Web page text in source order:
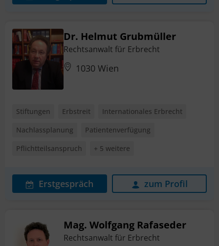
Dr. Helmut Grubmüller
Rechtsanwalt für Erbrecht
1030 Wien
Stiftungen Erbstreit
Internationales Erbrecht
Nachlassplanung
Patientenverfügung
Pflichtteilsanspruch
+ 5 weitere
Erstgespräch zum Profil
Mag. Wolfgang Rafaseder
Rechtsanwalt für Erbrecht